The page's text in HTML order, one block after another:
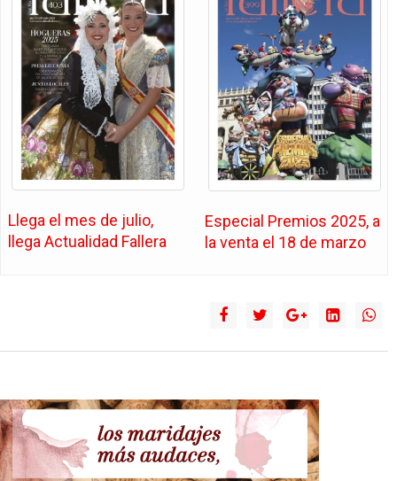
Llega el mes de julio,
llega Actualidad Fallera
Especial Premios 2025, a
la venta el 18 de marzo